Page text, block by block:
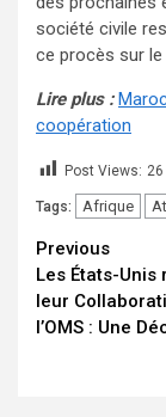
société civile
ce procès sur le
Lire plus :
coopération
Post Views: 26
Tags: Afrique
Previous
Les États-Unis
leur
l’OMS : Une